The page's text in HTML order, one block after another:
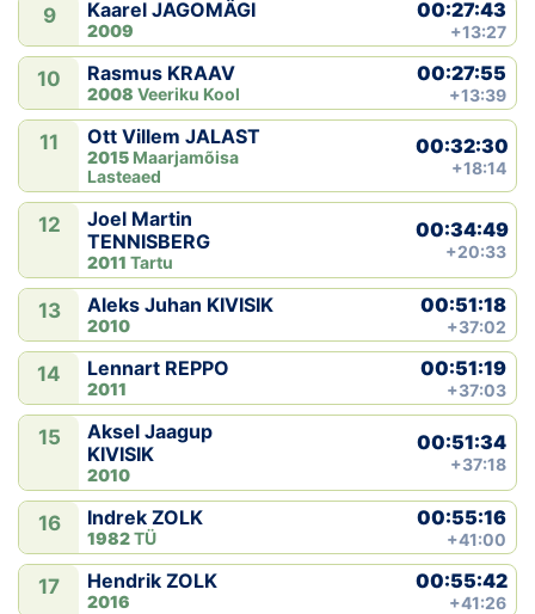
9 Kaarel JAGOMÄGI
2009
00:27:43
+13:27
10 Rasmus KRAAV
2008 Veeriku Kool
00:27:55
+13:39
11 Ott Villem JALAST
2015 Maarjamõisa
Lasteaed
00:32:30
+18:14
12
Joel Martin
TENNISBERG
2011 Tartu
00:34:49
+20:33
13 Aleks Juhan KIVISIK
2010
00:51:18
+37:02
14 Lennart REPPO
2011
00:51:19
+37:03
15
Aksel Jaagup
KIVISIK
2010
00:51:34
+37:18
16 Indrek ZOLK
1982TÜ
00:55:16
+41:00
17 Hendrik ZOLK
2016
00:55:42
+41:26